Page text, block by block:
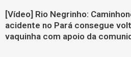
[Vídeo] Rio Negrinho:
acidente no Pará consegue
vaquinha com apoio da